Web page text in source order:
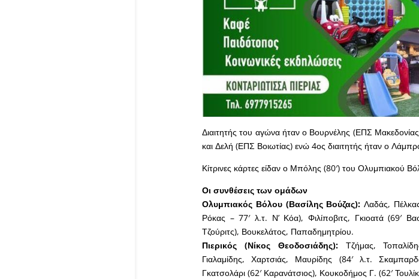
Διαιτητής του αγώνα ήταν ο Βουρνέλης (ΕΠΣ
και Δελή (ΕΠΣ Βοιωτίας) ενώ 4ος διαιτητής ήταν ο
Κίτρινες κάρτες είδαν ο Μπόλης (80′) του Ολυμπιακού
Οι συνθέσεις των ομάδων
Ολυμπιακός Βόλου (Βασίλης Βούζας): Λαδάς,
Ρόκας – 77′ λ.τ. Ν’ Κόα), Φιλίποβιτς, Γκιοατά (69′
Τζούριτς), Βουκελάτος, Παπαδημητρίου.
Πιερικός (Νίκος Θεοδοσιάδης):Τζήμας,
Γιαλαμίδης, Χαρτσιάς, Μαυρίδης (84′ λ.τ.
Γκατσολάρι (62′ Καρανάτσιος), Κουκοδήμος Γ. (62′